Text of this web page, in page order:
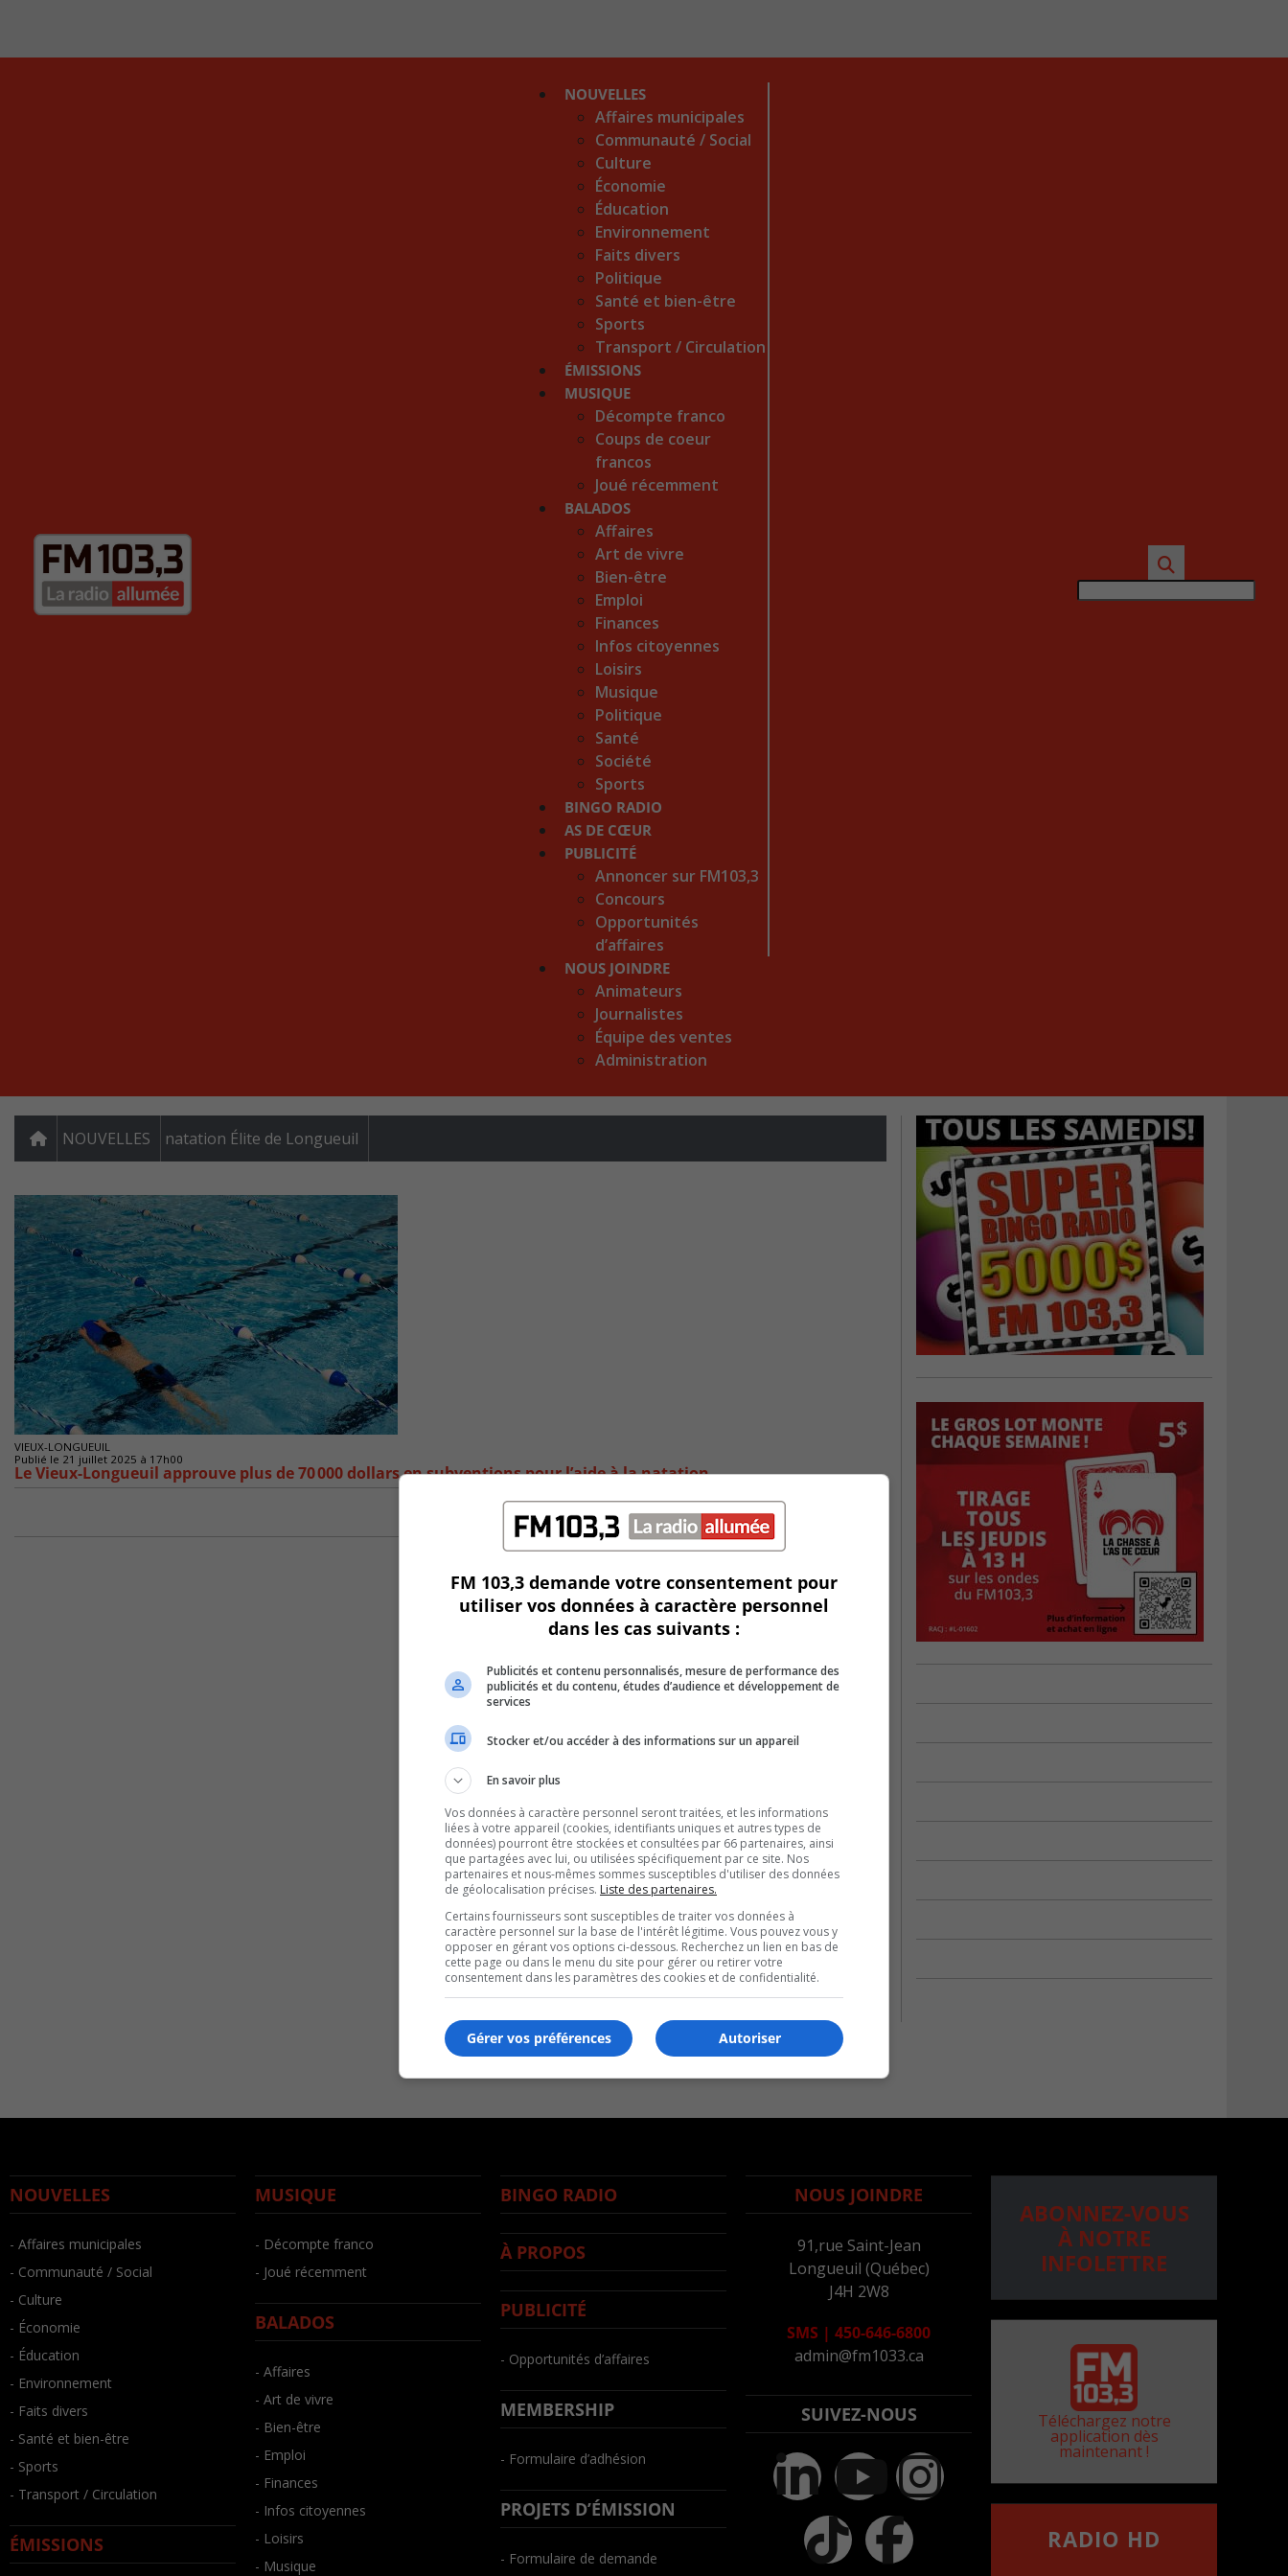
NOUVELLES
Affaires municipales
Communauté / Social
Culture
Économie
Éducation
Environnement
Faits divers
Politique
Santé et bien-être
Sports
Transport / Circulation
ÉMISSIONS
MUSIQUE
Décompte franco
Coups de coeur
francos
Joué récemment
BALADOS
Affaires
Art de vivre
Bien-être
Emploi
Finances
Infos citoyennes
Loisirs
Musique
Politique
Santé
Société
Sports
BINGO RADIO
AS DE CŒUR
PUBLICITÉ
Annoncer sur FM103,3
Concours
Opportunités
d’affaires
NOUS JOINDRE
Animateurs
Journalistes
Équipe des ventes
Administration
NOUVELLES natation Élite de Longueuil
VIEUX-LONGUEUIL
Publié le 21 juillet 2025 à 17h00
Le Vieux-Longueuil approuve plus de 70 000 dollars en subventions pour l’aide à la natation
NOUVELLES
- Affaires municipales
- Communauté / Social
- Culture
- Économie
- Éducation
- Environnement
- Faits divers
- Santé et bien-être
- Sports
- Transport / Circulation
ÉMISSIONS
MUSIQUE
- Décompte franco
- Joué récemment
BALADOS
- Affaires
- Art de vivre
- Bien-être
- Emploi
- Finances
- Infos citoyennes
- Loisirs
- Musique
BINGO RADIO
À PROPOS
PUBLICITÉ
- Opportunités d’affaires
MEMBERSHIP
- Formulaire d’adhésion
PROJETS D’ÉMISSION
- Formulaire de demande
NOUS JOINDRE
91,rue Saint-Jean
Longueuil (Québec)
J4H 2W8
SMS | 450-646-6800
admin@fm1033.ca
SUIVEZ-NOUS
ABONNEZ-VOUS
À NOTRE
INFOLETTRE
Téléchargez notre
application dès
maintenant !
RADIO HD
FM 103,3 demande votre consentement pour
utiliser vos données à caractère personnel
dans les cas suivants :
Publicités et contenu personnalisés, mesure de performance des
publicités et du contenu, études d’audience et développement de
services
Stocker et/ou accéder à des informations sur un appareil
En savoir plus
Vos données à caractère personnel seront traitées, et les informations
liées à votre appareil (cookies, identifiants uniques et autres types de
données) pourront être stockées et consultées par 66 partenaires, ainsi
que partagées avec lui, ou utilisées spécifiquement par ce site. Nos
partenaires et nous-mêmes sommes susceptibles d'utiliser des données
de géolocalisation précises. Liste des partenaires.
Certains fournisseurs sont susceptibles de traiter vos données à
caractère personnel sur la base de l'intérêt légitime. Vous pouvez vous y
opposer en gérant vos options ci-dessous. Recherchez un lien en bas de
cette page ou dans le menu du site pour gérer ou retirer votre
consentement dans les paramètres des cookies et de confidentialité.
Autoriser
Gérer vos préférences